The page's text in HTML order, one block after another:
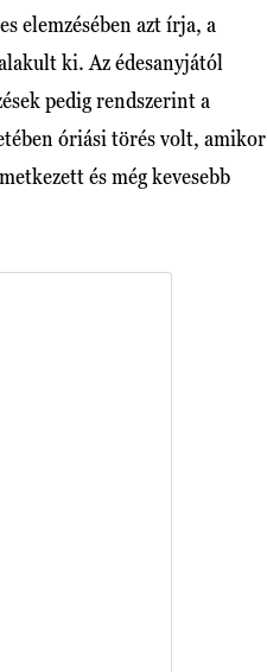
elemzésében azt írja, a
ki. Az édesanyjától
pedig rendszerint a
óriási törés volt, amikor
és még kevesebb